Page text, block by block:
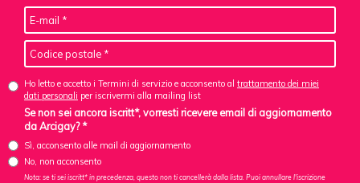
Ho letto e accetto i Termini di servizio e acconsento al trattamento dei miei
dati personali per iscrivermi alla mailing list
Se non sei ancora iscritt*, vorresti ricevere email di aggiornamento
da Arcigay? *
Sì, acconsento alle mail di aggiornamento
No, non acconsento
Nota: se ti sei iscritt* in precedenza, questo non ti cancellerà dalla lista. Puoi annullare l'iscrizione